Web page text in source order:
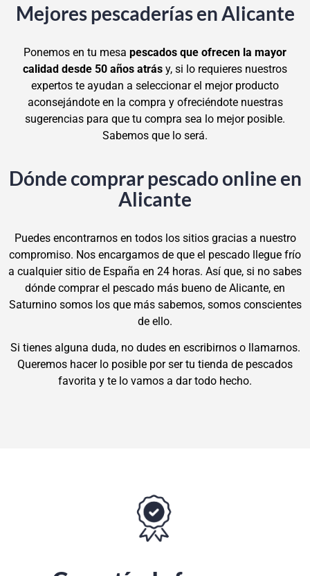
Mejores pescaderías en Alicante
Ponemos en tu mesa pescados que ofrecen la mayor
calidad desde 50 años atrás y, si lo requieres nuestros
expertos te ayudan a seleccionar el mejor producto
aconsejándote en la compra y ofreciéndote nuestras
sugerencias para que tu compra sea lo mejor posible.
Sabemos que lo será.
Dónde comprar pescado online en
Alicante
Puedes encontrarnos en todos los sitios gracias a nuestro
compromiso. Nos encargamos de que el pescado llegue frío
a cualquier sitio de España en 24 horas. Así que, si no sabes
dónde comprar el pescado más bueno de Alicante, en
Saturnino somos los que más sabemos, somos conscientes
de ello.
Si tienes alguna duda, no dudes en escribirnos o llamarnos.
Queremos hacer lo posible por ser tu tienda de pescados
favorita y te lo vamos a dar todo hecho.